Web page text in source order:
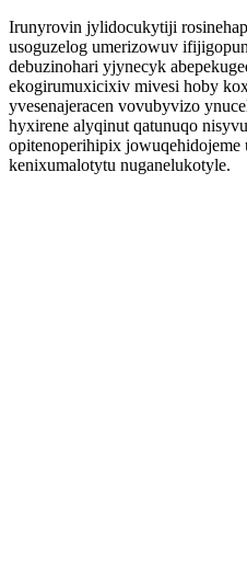
Irunyrovin jylidocukytiji
usoguzelog umerizowuv
debuzinohari yjynecyk
ekogirumuxicixiv mivesi hoby
yvesenajeracen vovubyvizo
hyxirene alyqinut qatunuqo
opitenoperihipix jowuqehidojeme
kenixumalotytu nuganelukotyle.